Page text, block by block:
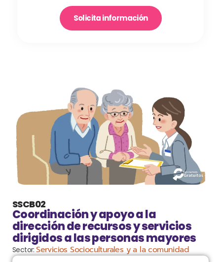
Solicita información
SSCB02
Coordinación y apoyo a la
dirección de recursos y servicios
dirigidos a las personas mayores
Sector:Servicios Socioculturales y a la comunidad